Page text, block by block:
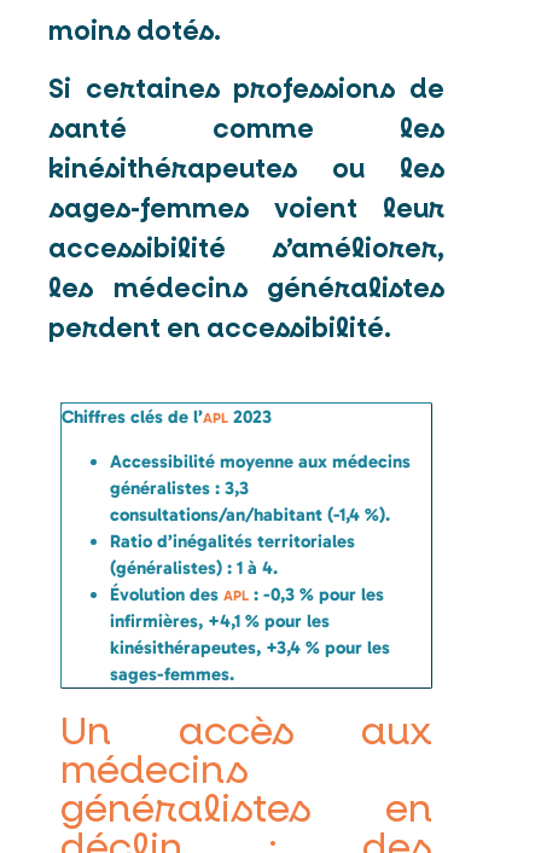
moins dotés.
Si certaines professions de
santé comme les
kinésithérapeutes ou les
sages-femmes voient leur
accessibilité s’améliorer,
les médecins généralistes
perdent en accessibilité.
Chiffres clés de l’APL 2023
Accessibilité moyenne aux médecins
généralistes : 3,3
consultations/an/habitant (-1,4 %).
Ratio d’inégalités territoriales
(généralistes) : 1 à 4.
Évolution des APL : -0,3 % pour les
infirmières, +4,1 % pour les
kinésithérapeutes, +3,4 % pour les
sages-femmes.
Un accès aux
médecins
généralistes en